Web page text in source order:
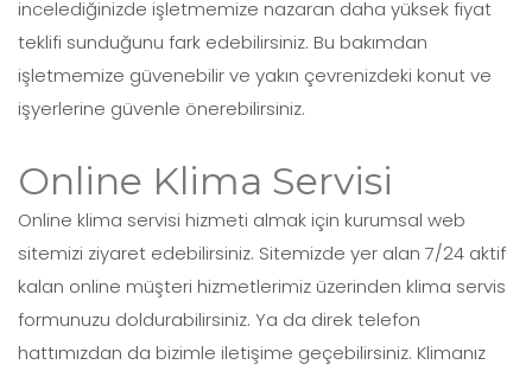
incelediğinizde işletmemize nazaran daha yüksek fiyat
teklifi sunduğunu fark edebilirsiniz. Bu bakımdan
işletmemize güvenebilir ve yakın çevrenizdeki konut ve
işyerlerine güvenle önerebilirsiniz.
Online Klima Servisi
Online klima servisi hizmeti almak için kurumsal web
sitemizi ziyaret edebilirsiniz. Sitemizde yer alan 7/24 aktif
kalan online müşteri hizmetlerimiz üzerinden klima servis
formunuzu doldurabilirsiniz. Ya da direk telefon
hattımızdan da bizimle iletişime geçebilirsiniz. Klimanız